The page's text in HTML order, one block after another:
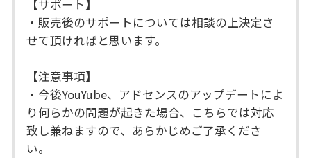
【サポート】
・販売後のサポートについては相談の上決定さ
せて頂ければと思います。
【注意事項】
・今後YouYube、アドセンスのアップデートによ
り何らかの問題が起きた場合、こちらでは対応
致し兼ねますので、あらかじめご了承くださ
い。